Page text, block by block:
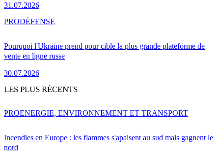
31.07.2026
Pourquoi l'Ukraine prend pour cible la plus grande plateforme de
vente en ligne russe
30.07.2026
PRODÉFENSE
LES PLUS RÉCENTS
Incendies en Europe : les flammes s'apaisent au sud mais gagnent le
nord
PROENERGIE, ENVIRONNEMENT ET TRANSPORT